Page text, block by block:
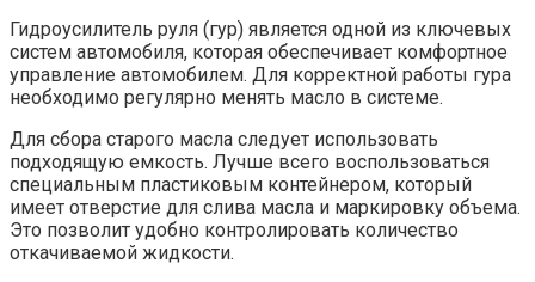
Гидроусилитель руля (гур) является одной из ключевых
систем автомобиля, которая обеспечивает комфортное
управление автомобилем. Для корректной работы гура
необходимо регулярно менять масло в системе.
Для сбора старого масла следует использовать
подходящую емкость. Лучше всего воспользоваться
специальным пластиковым контейнером, который
имеет отверстие для слива масла и маркировку объема.
Это позволит удобно контролировать количество
откачиваемой жидкости.